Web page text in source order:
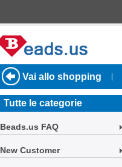
Vai allo shopping
Tutte le categorie
Beads.us FAQ
New Customer